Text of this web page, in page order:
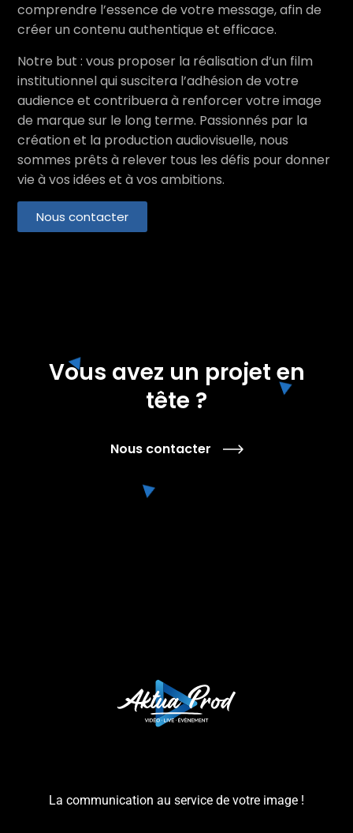
comprendre l’essence de votre message, afin de
créer un contenu authentique et efficace.
Notre but : vous proposer la réalisation d’un film
institutionnel qui suscitera l’adhésion de votre
audience et contribuera à renforcer votre image
de marque sur le long terme. Passionnés par la
création et la production audiovisuelle, nous
sommes prêts à relever tous les défis pour donner
vie à vos idées et à vos ambitions.
Nous contacter
Vous avez un projet en
tête ?
Nous contacter
La communication au service de votre image !